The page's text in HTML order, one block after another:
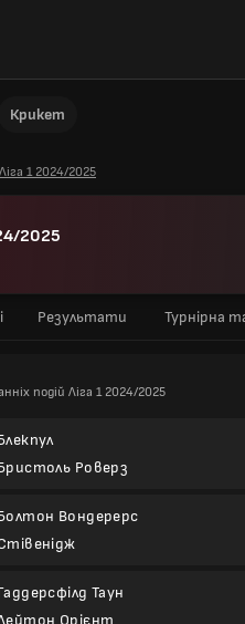
Крикет
Ліга 1 2024/2025
2025
Результати Турнірна
подій Ліга 1 2024/2025
Роверз
Вондерерс
Таун
Орієнт